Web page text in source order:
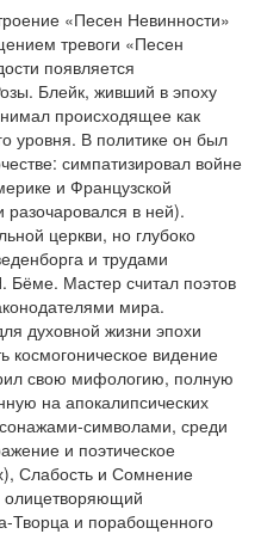
«Песен Невинности»
тревоги «Песен
появляется
Блейк, живший в эпоху
происходящее как
уровня. В политике он был
симпатизировал войне
и Французской
разочаровался в ней).
церкви, но глубоко
и трудами
Мастер считал поэтов
мира.
духовной жизни эпохи
космогоническое видение
свою мифологию, полную
на апокалипсических
символами, среди
и поэтическое
Слабость и Сомнение
олицетворяющий
Творца и порабощенного